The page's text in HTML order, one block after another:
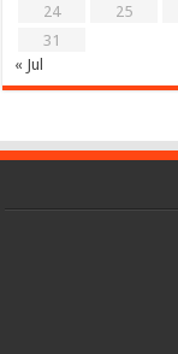
24
25
31
« Jul